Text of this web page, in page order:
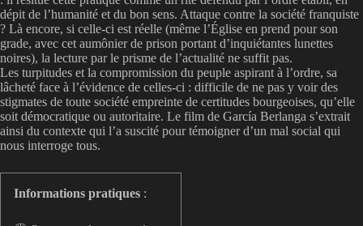
dépit de l’humanité et du bon sens. Attaque contre la société franquiste
? Là encore, si celle-ci est réelle (même l’Église en prend pour son
grade, avec cet aumônier de prison portant d’inquiétantes lunettes
noires), la lecture par le prisme de l’actualité ne suffit pas.
Les turpitudes et la compromission du peuple aspirant à l’ordre, sa
lâcheté face à l’évidence de celles-ci : difficile de ne pas y voir des
stigmates de toute société empreinte de certitudes bourgeoises, qu’elle
soit démocratique ou autoritaire. Le film de García Berlanga s’extrait
ainsi du contexte qui l’a suscité pour témoigner d’un mal social qui
nous interroge tous.
Informations pratiques :